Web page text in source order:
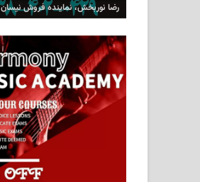
رضا نوربخش، نماینده فروش نیسان